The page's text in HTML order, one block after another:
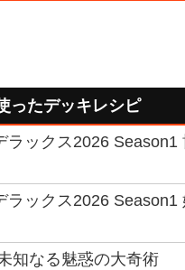
ったデッキレシピ
ラックス2026
ラックス2026
知なる魅惑の大奇術